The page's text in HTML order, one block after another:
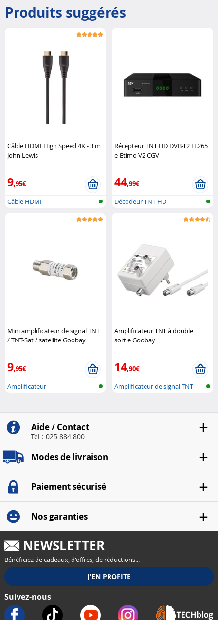
Produits suggérés
Câble HDMI High Speed 4K - 3 m
John Lewis
9,95€
Câble HDMI
Récepteur TNT HD DVB-T2 H.265
e-Etimo V2 CGV
44,99€
Décodeur TNT HD
Mini amplificateur de signal TNT
/ TNT-Sat / satellite Goobay
9,95€
Amplificateur
Amplificateur TNT à double
sortie Goobay
14,90€
Amplificateur de signal TNT
Aide / Contact
Tél : 025 884 800
Modes de livraison
Paiement sécurisé
Nos garanties
NEWSLETTER
Bénéficiez de cadeaux, d'offres, de réductions...
Suivez-nous